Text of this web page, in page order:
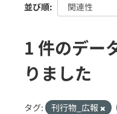
並び順
1 件のデー
りました
タグ: 刊行物_広報